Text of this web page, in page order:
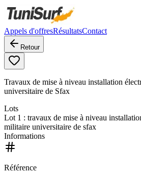
Appels d'offresRésultatsContact
Retour
Travaux de mise à niveau installation
universitaire de Sfax
Lots
Lot 1 : travaux de mise à niveau
militaire universitaire de sfax
Informations
Référence